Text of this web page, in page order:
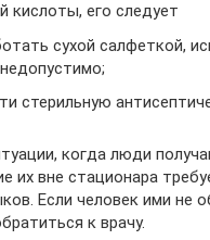
кислоты, его следует
сухой салфеткой,
стерильную
когда люди
их вне стационара
Если человек ими не
к врачу.